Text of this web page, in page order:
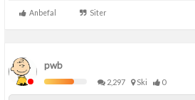
Anbefal Siter
pwb
2,297
Ski 0